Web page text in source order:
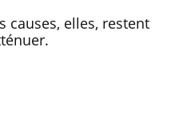
causes, elles, restent